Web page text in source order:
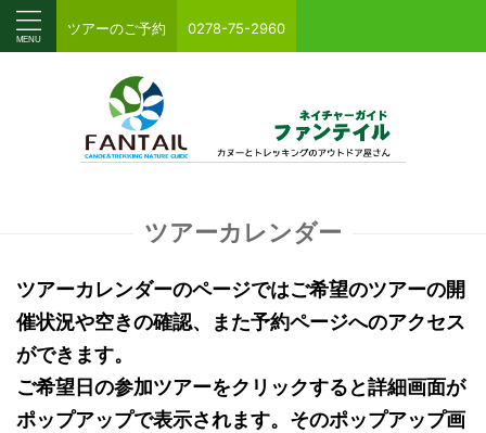
ツアーのご予約 0278-75-2960
ツアーカレンダー
ツアーカレンダーのページではご希望のツアーの開
催状況や空きの確認、また予約ページへのアクセス
ができます。
ご希望日の参加ツアーをクリックすると詳細画面が
ポップアップで表示されます。そのポップアップ画